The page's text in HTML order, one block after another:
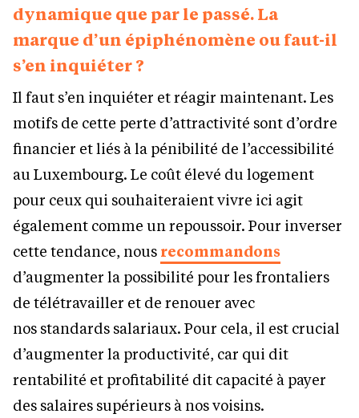
dynamique que par le passé. La
marque d’un épiphénomène ou faut-il
s’en inquiéter ?
Il faut s’en inquiéter et réagir maintenant. Les
motifs de cette perte d’attractivité sont d’ordre
financier et liés à la pénibilité de l’accessibilité
au Luxembourg. Le coût élevé du logement
pour ceux qui souhaiteraient vivre ici agit
également comme un repoussoir. Pour inverser
cette tendance, nous recommandons
d’augmenter la possibilité pour les frontaliers
de télétravailler et de renouer avec
nos standards salariaux. Pour cela, il est crucial
d’augmenter la productivité, car qui dit
rentabilité et profitabilité dit capacité à payer
des salaires supérieurs à nos voisins.